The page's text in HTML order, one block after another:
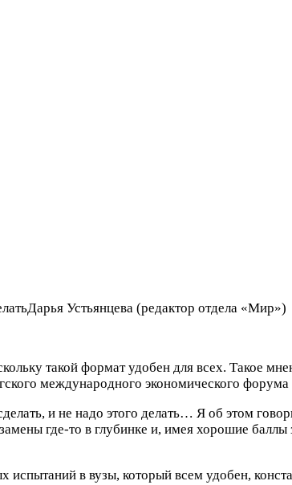
Дарья Устьянцева (редактор отдела «Мир»)
такой формат удобен для всех. Такое
международного экономического
и не надо этого делать… Я об этом
где-то в глубинке и, имея хорошие
в вузы, который всем удобен,